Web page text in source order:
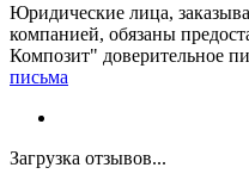
Юридические лица,
компанией, обязаны
Композит" доверительное
письма
Загрузка отзывов...